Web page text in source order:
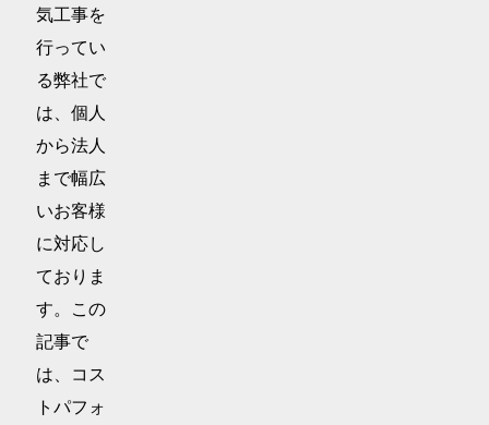
気工事を
行ってい
る弊社で
は、個人
から法人
まで幅広
いお客様
に対応し
ておりま
す。この
記事で
は、コス
トパフォ